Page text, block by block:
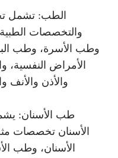
الطب: تشمل
والتخصصات
وطب الأسرة، وطب
الأمراض النفسية،
والأذن والأنف
طب الأسنان:
الأسنان تخصصات
الأسنان، وطب